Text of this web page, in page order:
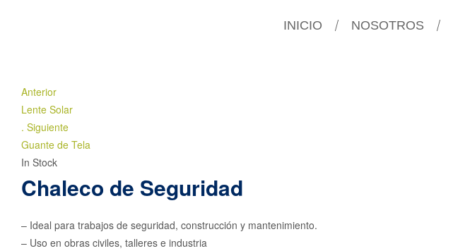
INICIO NOSOTROS
Anterior
Lente Solar
. Siguiente
Guante de Tela
In Stock
Chaleco de Seguridad
– Ideal para trabajos de seguridad, construcción y mantenimiento.
– Uso en obras civiles, talleres e industria